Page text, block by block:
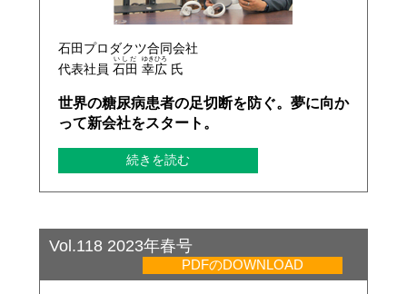
石田プロダクツ合同会社
代表社員 石田
いしだ
幸広
ゆきひろ
氏
世界の糖尿病患者の足切断を防ぐ。夢に向か
って新会社をスタート。
続きを読む
Vol.118 2023年春号
PDFのDOWNLOAD